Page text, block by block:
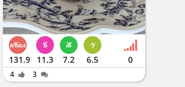
131.9 11.3 7.2 6.5 0
4
3